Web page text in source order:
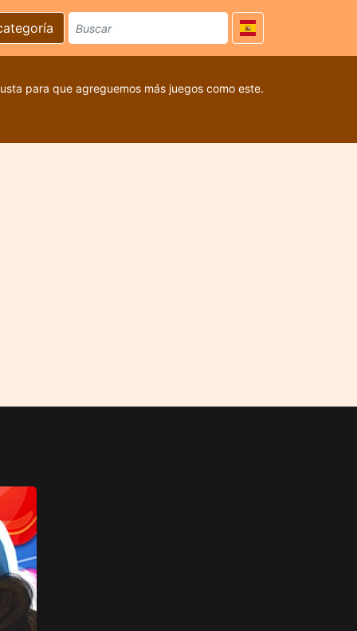
para que agreguemos más juegos como este.